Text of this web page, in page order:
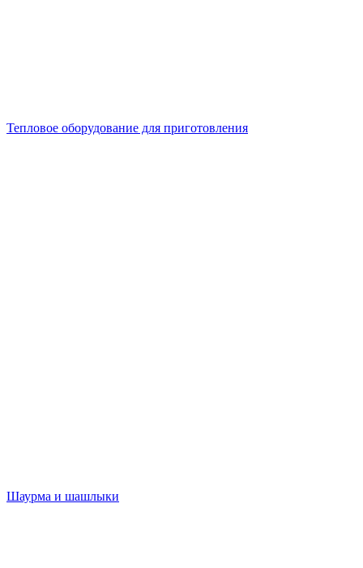
Тепловое оборудование для приготовления
Шаурма и шашлыки